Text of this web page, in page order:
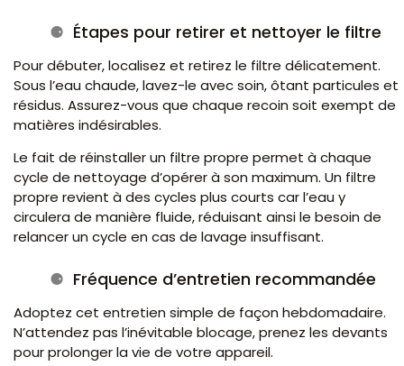
Étapes pour retirer et nettoyer le filtre
Pour débuter, localisez et retirez le filtre délicatement.
Sous l’eau chaude, lavez-le avec soin, ôtant particules et
résidus. Assurez-vous que chaque recoin soit exempt de
matières indésirables.
Le fait de réinstaller un filtre propre permet à chaque
cycle de nettoyage d’opérer à son maximum. Un filtre
propre revient à des cycles plus courts car l’eau y
circulera de manière fluide, réduisant ainsi le besoin de
relancer un cycle en cas de lavage insuffisant.
Fréquence d’entretien recommandée
Adoptez cet entretien simple de façon hebdomadaire.
N’attendez pas l’inévitable blocage, prenez les devants
pour prolonger la vie de votre appareil.